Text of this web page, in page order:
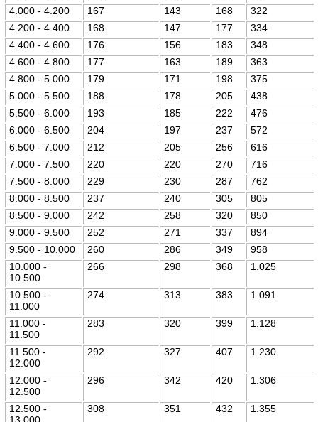
4.000 - 4.200
167 143 168
322
4.200 - 4.400
168 147 177
334
4.400 - 4.600
176 156 183
348
4.600 - 4.800
177 163 189
363
4.800 - 5.000
179 171 198
375
5.000 - 5.500
188 178 205
438
5.500 - 6.000
193 185 222
476
6.000 - 6.500
204 197 237
572
6.500 - 7.000
212 205 256
616
7.000 - 7.500
220 220 270
716
7.500 - 8.000
229 230 287
762
8.000 - 8.500
237 240 305
805
8.500 - 9.000
242 258 320
850
9.000 - 9.500
252 271 337
894
9.500 - 10.000
260 286 349
958
10.000 -
10.500
266 298 368 1.025
10.500 -
11.000
274 313 383 1.091
11.000 -
11.500
283 320 399 1.128
11.500 -
12.000
292 327 407 1.230
12.000 -
12.500
296 342 420 1.306
12.500 -
13.000
308 351 432 1.355